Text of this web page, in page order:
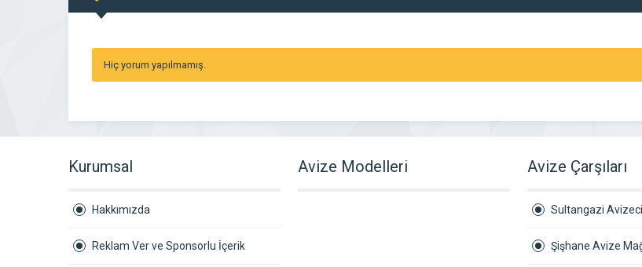
Hiç yorum yapılmamış.
Kurumsal
Hakkımızda
Reklam Ver ve Sponsorlu İçerik
Avize Modelleri Avize Çarşıları
Sultangazi
Şişhane Avize